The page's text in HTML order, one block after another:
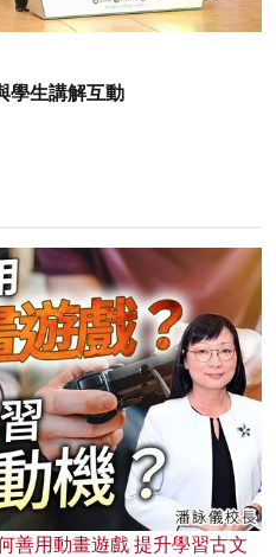
學生講解互動
善用動畫遊戲 提升學習古文